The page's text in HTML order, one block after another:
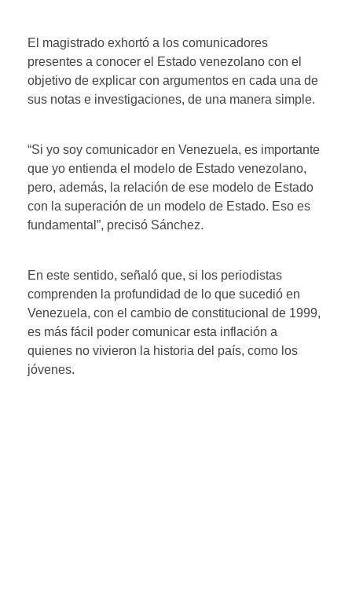
El magistrado exhortó a los comunicadores
presentes a conocer el Estado venezolano con el
objetivo de explicar con argumentos en cada una de
sus notas e investigaciones, de una manera simple.
“Si yo soy comunicador en Venezuela, es importante
que yo entienda el modelo de Estado venezolano,
pero, además, la relación de ese modelo de Estado
con la superación de un modelo de Estado. Eso es
fundamental”, precisó Sánchez.
En este sentido, señaló que, si los periodistas
comprenden la profundidad de lo que sucedió en
Venezuela, con el cambio de constitucional de 1999,
es más fácil poder comunicar esta inflación a
quienes no vivieron la historia del país, como los
jóvenes.